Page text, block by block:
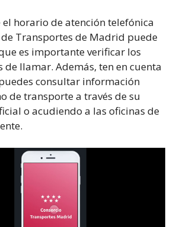
el horario de atención telefónica
Transportes de Madrid puede
es importante verificar los
de llamar. Además, ten en cuenta
consultar información
de transporte a través de su
o acudiendo a las oficinas de